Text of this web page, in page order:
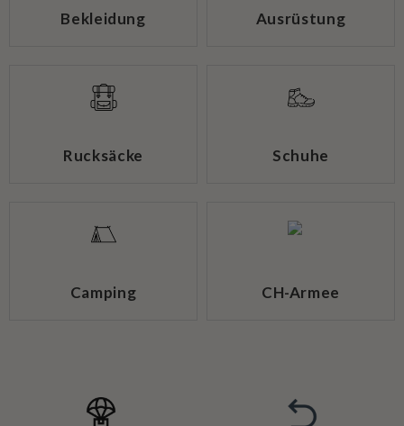
Bekleidung Ausrüstung
Rucksäcke Schuhe
Camping CH-Armee